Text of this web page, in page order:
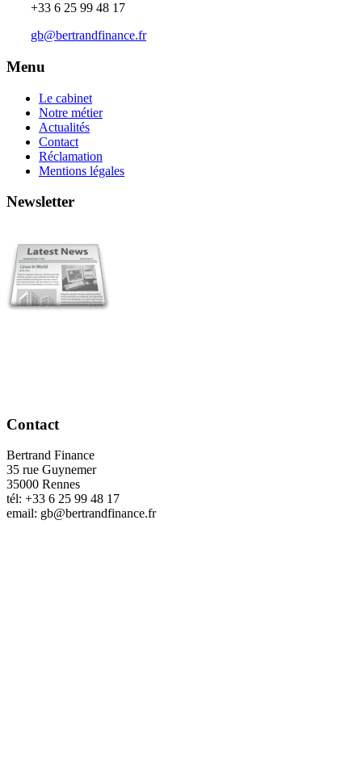
+33 6 25 99 48 17
gb@bertrandfinance.fr
Menu
Le cabinet
Notre métier
Actualités
Contact
Réclamation
Mentions légales
Newsletter
Contact
Bertrand Finance
35 rue Guynemer
35000 Rennes
tél: +33 6 25 99 48 17
email: gb@bertrandfinance.fr